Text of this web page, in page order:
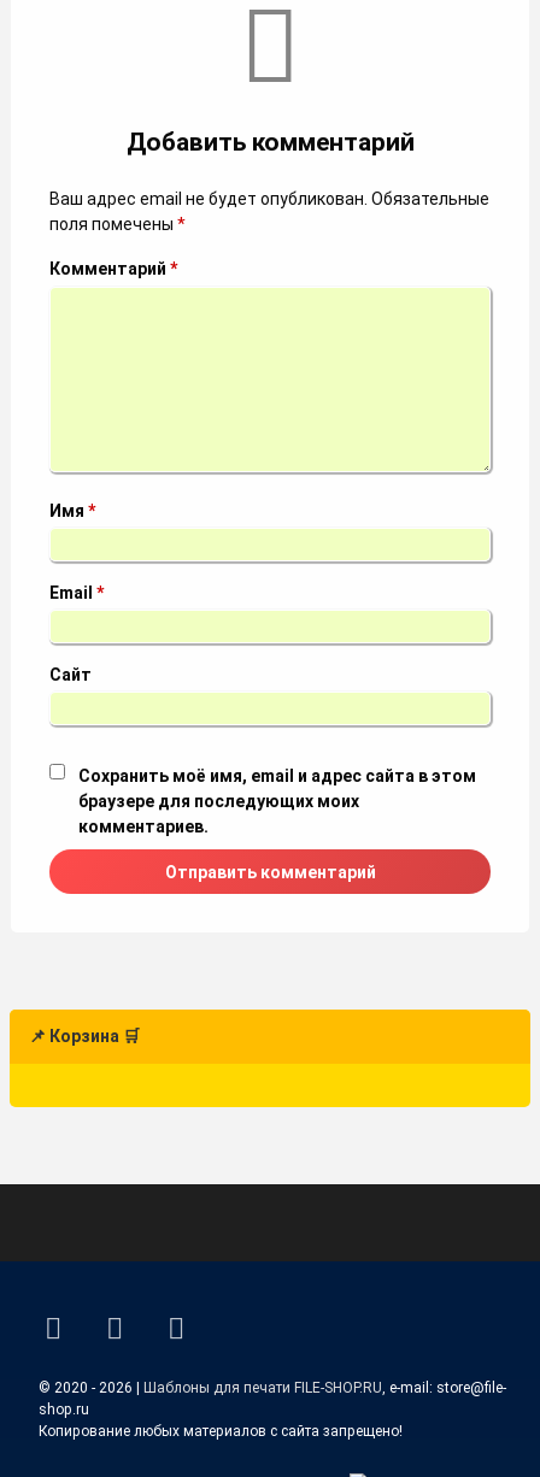
Добавить комментарий
Ваш адрес email не будет опубликован. Обязательные
поля помечены *
Комментарий *
Имя *
Email *
Сайт
Сохранить моё имя, email и адрес сайта в этом
браузере для последующих моих
комментариев.
📌 Корзина 🛒
ВКонтакте
YouTube
E-mail
© 2020 - 2026 | Шаблоны для печати FILE-SHOP.RU, e-mail: store@file-
shop.ru
Копирование любых материалов с сайта запрещено!